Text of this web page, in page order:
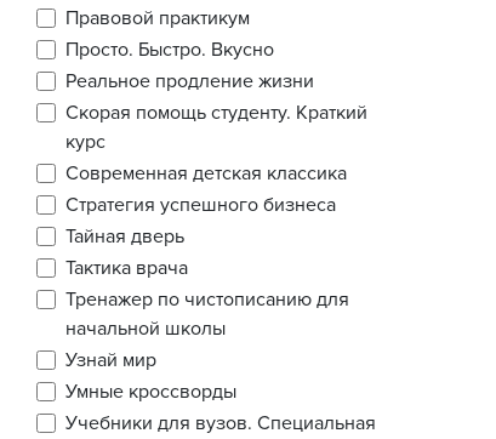
Правовой практикум
Просто. Быстро. Вкусно
Реальное продление жизни
Скорая помощь студенту. Краткий
курс
Современная детская классика
Стратегия успешного бизнеса
Тайная дверь
Тактика врача
Тренажер по чистописанию для
начальной школы
Узнай мир
Умные кроссворды
Учебники для вузов. Специальная